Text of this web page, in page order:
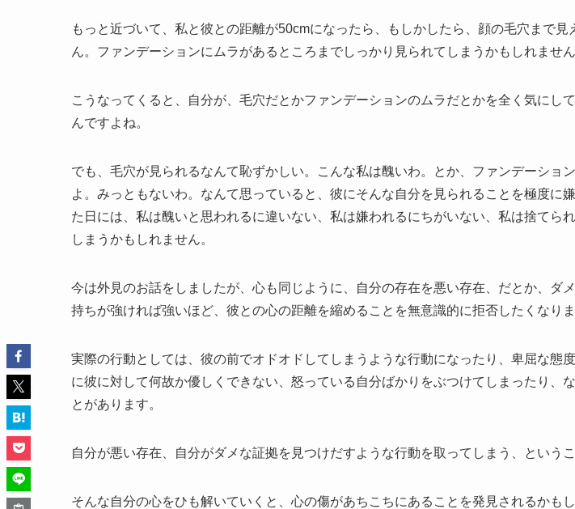
もっと近づいて、私と彼との距離が50cmになったら、もしかしたら、顔の毛穴まで見
ん。ファンデーションにムラがあるところまでしっかり見られてしまうかもしれません
こうなってくると、自分が、毛穴だとかファンデーションのムラだとかを全く気にし
んですよね。
でも、毛穴が見られるなんて恥ずかしい。こんな私は醜いわ。とか、ファンデーショ
よ。みっともないわ。なんて思っていると、彼にそんな自分を見られることを極度に
た日には、私は醜いと思われるに違いない、私は嫌われるにちがいない、私は捨てら
しまうかもしれません。
今は外見のお話をしましたが、心も同じように、自分の存在を悪い存在、だとか、ダ
持ちが強ければ強いほど、彼との心の距離を縮めることを無意識的に拒否したくなりま
実際の行動としては、彼の前でオドオドしてしまうような行動になったり、卑屈な態
に彼に対して何故か優しくできない、怒っている自分ばかりをぶつけてしまったり、
とがあります。
自分が悪い存在、自分がダメな証拠を見つけだすような行動を取ってしまう、というこ
そんな自分の心をひも解いていくと、心の傷があちこちにあることを発見されるかもし